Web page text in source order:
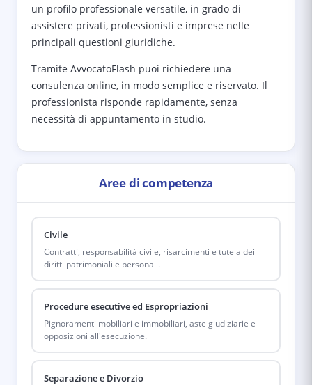
un profilo professionale versatile, in grado di
assistere privati, professionisti e imprese nelle
principali questioni giuridiche.
Tramite AvvocatoFlash puoi richiedere una
consulenza online, in modo semplice e riservato. Il
professionista risponde rapidamente, senza
necessità di appuntamento in studio.
Aree di competenza
Civile
Contratti, responsabilità civile, risarcimenti e tutela dei
diritti patrimoniali e personali.
Procedure esecutive ed Espropriazioni
Pignoramenti mobiliari e immobiliari, aste giudiziarie e
opposizioni all'esecuzione.
Separazione e Divorzio